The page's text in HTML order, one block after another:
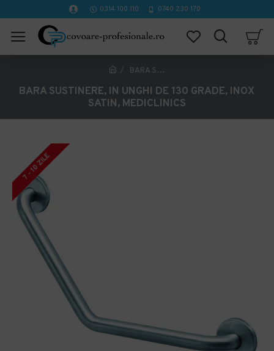
0314 100 110 0740 230 170
BARA SUSTINERE, IN UNGHI DE 130 GRADE, INOX SATIN, MEDICLINICS
BARA SUSTINERE, IN UNGHI DE 130 GRADE, INOX
SATIN, MEDICLINICS
7 - 10 ZILE